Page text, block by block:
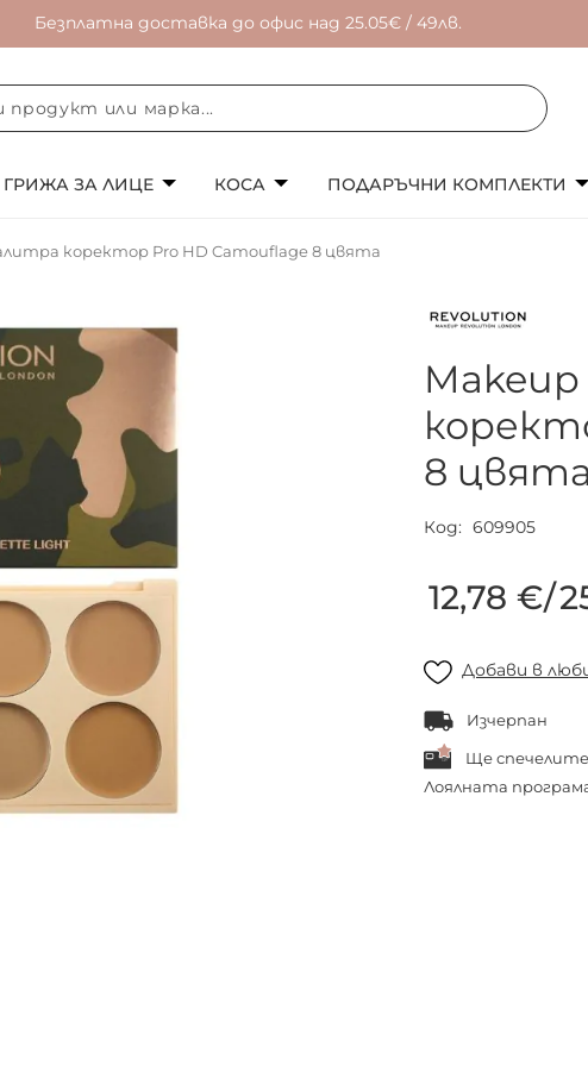
Безплатна доставка до офис над 25.05€ / 49лв.
ГРИЖА ЗА ЛИЦЕ КОСА ПОДАРЪЧНИ КОМПЛЕКТИ
коректор Pro HD Camouflage 8 цвята
8 цвята
Код 609905
12,78 €/
Добави в
Изчерпан
Ще спечелите
Лоялната